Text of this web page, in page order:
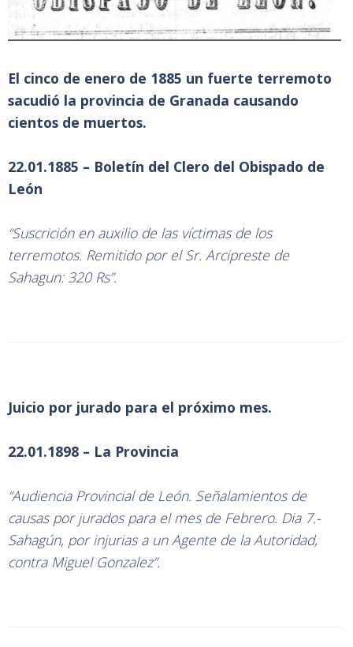
El cinco de enero de 1885 un fuerte terremoto
sacudió la provincia de Granada causando
cientos de muertos.
22.01.1885 – Boletín del Clero del Obispado de
León
“Suscrición en auxilio de las víctimas de los
terremotos. Remitido por el Sr. Arcipreste de
Sahagun: 320 Rs”.
Juicio por jurado para el próximo mes.
22.01.1898 – La Provincia
“Audiencia Provincial de León. Señalamientos de
causas por jurados para el mes de Febrero. Dia 7.-
Sahagún, por injurias a un Agente de la Autoridad,
contra Miguel Gonzalez”.